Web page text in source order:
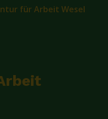
für Arbeit Wesel